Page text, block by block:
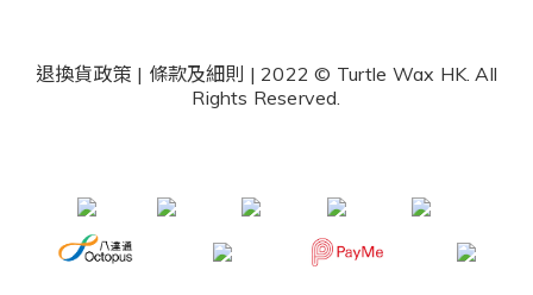
退換貨政策 | 條款及細則 | 2022 © Turtle Wax HK. All
Rights Reserved.